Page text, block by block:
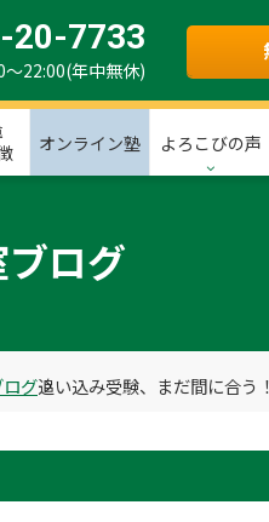
20-7733
22:00(年中無休)
オンライン塾 よろこびの声
ログ
グ追い込み受験、まだ間に合う